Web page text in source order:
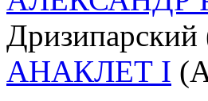
Дризипарский
АНАКЛЕТ I